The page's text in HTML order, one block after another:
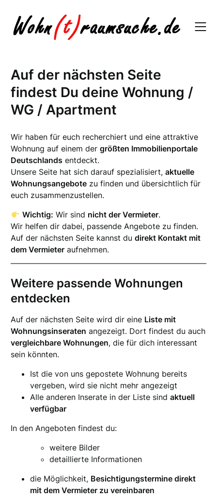
content
Auf der nächsten Seite
findest Du deine Wohnung /
WG / Apartment
Wir haben für euch recherchiert und eine attraktive
Wohnung auf einem dergrößten Immobilienportale
Deutschlands entdeckt.
Unsere Seite hat sich darauf spezialisiert,aktuelle
Wohnungsangebote zu finden und übersichtlich für
euch zusammenzustellen.
Wichtig: Wir sind nicht der Vermieter.
Wir helfen dir dabei, passende Angebote zu finden.
Auf der nächsten Seite kannst dudirekt Kontakt mit
dem Vermieter aufnehmen.
Weitere passende Wohnungen
entdecken
Auf der nächsten Seite wird dir eine Liste mit
Wohnungsinseraten angezeigt. Dort findest du auch
vergleichbare Wohnungen, die für dich interessant
sein könnten.
Ist die von uns gepostete Wohnung bereits
vergeben, wird sie nicht mehr angezeigt
Alle anderen Inserate in der Liste sindaktuell
verfügbar
In den Angeboten findest du:
weitere Bilder
detaillierte Informationen
die Möglichkeit, Besichtigungstermine direkt
mit dem Vermieter zu vereinbaren